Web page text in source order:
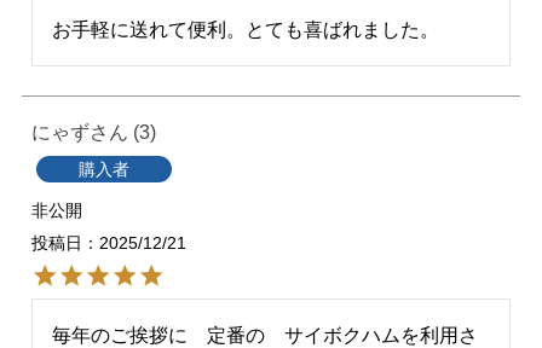
お手軽に送れて便利。とても喜ばれました。
にゃず 3
購入者
非公開
投稿日
2025/12/21
毎年のご挨拶に　定番の　サイボクハムを利用さ